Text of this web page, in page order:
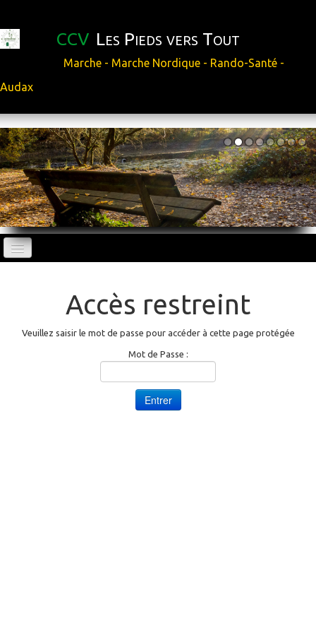
CCV Les Pieds vers Tout
Marche - Marche Nordique - Rando-Santé -
Audax
AUDAX et sorties extérieures
ESPACE ADHERENTS ▼
Accès restreint
Veuillez saisir le mot de passe pour accéder à cette page protégée
Mot de Passe :